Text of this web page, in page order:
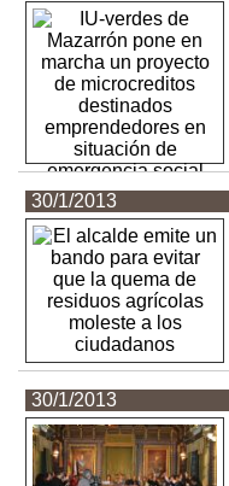
30/1/2013
30/1/2013